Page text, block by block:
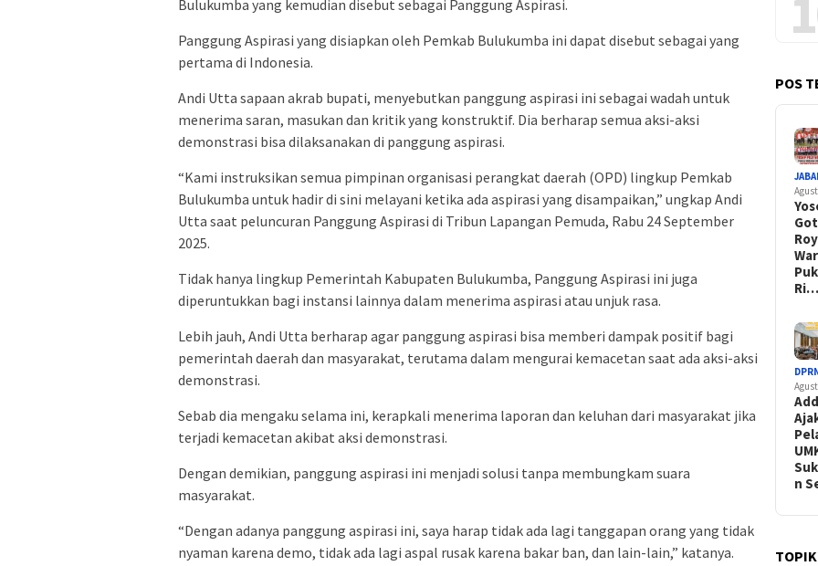
Bulukumba yang kemudian disebut sebagai Panggung Aspirasi.
Panggung Aspirasi yang disiapkan oleh Pemkab Bulukumba ini dapat disebut sebagai yang
pertama di Indonesia.
Andi Utta sapaan akrab bupati, menyebutkan panggung aspirasi ini sebagai wadah untuk
menerima saran, masukan dan kritik yang konstruktif. Dia berharap semua aksi-aksi
demonstrasi bisa dilaksanakan di panggung aspirasi.
“Kami instruksikan semua pimpinan organisasi perangkat daerah (OPD) lingkup Pemkab
Bulukumba untuk hadir di sini melayani ketika ada aspirasi yang disampaikan,” ungkap Andi
Utta saat peluncuran Panggung Aspirasi di Tribun Lapangan Pemuda, Rabu 24 September
2025.
Tidak hanya lingkup Pemerintah Kabupaten Bulukumba, Panggung Aspirasi ini juga
diperuntukkan bagi instansi lainnya dalam menerima aspirasi atau unjuk rasa.
Lebih jauh, Andi Utta berharap agar panggung aspirasi bisa memberi dampak positif bagi
pemerintah daerah dan masyarakat, terutama dalam mengurai kemacetan saat ada aksi-aksi
demonstrasi.
Sebab dia mengaku selama ini, kerapkali menerima laporan dan keluhan dari masyarakat jika
terjadi kemacetan akibat aksi demonstrasi.
Dengan demikian, panggung aspirasi ini menjadi solusi tanpa membungkam suara
masyarakat.
“Dengan adanya panggung aspirasi ini, saya harap tidak ada lagi tanggapan orang yang tidak
nyaman karena demo, tidak ada lagi aspal rusak karena bakar ban, dan lain-lain,” katanya.
POS
n